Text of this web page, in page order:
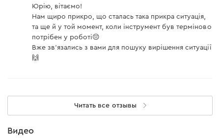
Юрію, вітаємо!
Нам щиро прикро, що сталась така прикра ситуація,
та ще й у той момент, коли інструмент був терміново
потрібен у роботі😔
Вже зв'язались з вами для пошуку вирішення ситуації
🙌
Читать все отзывы
Видео